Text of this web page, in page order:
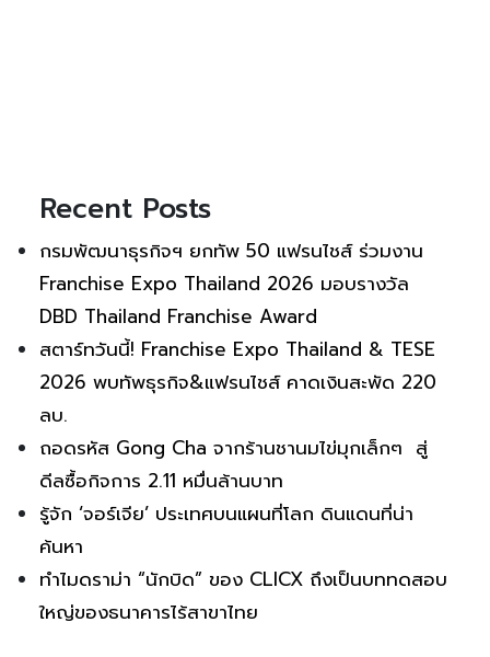
Recent Posts
กรมพัฒนาธุรกิจฯ ยกทัพ 50 แฟรนไชส์ ร่วมงาน
Franchise Expo Thailand 2026 มอบรางวัล
DBD Thailand Franchise Award
สตาร์ทวันนี้! Franchise Expo Thailand & TESE
2026 พบทัพธุรกิจ&แฟรนไชส์ คาดเงินสะพัด 220
ลบ.
ถอดรหัส Gong Cha จากร้านชานมไข่มุกเล็กๆ สู่
ดีลซื้อกิจการ 2.11 หมื่นล้านบาท
รู้จัก ‘จอร์เจีย’ ประเทศบนแผนที่โลก ดินแดนที่น่า
ค้นหา
ทำไมดราม่า “นักบิด” ของ CLICX ถึงเป็นบททดสอบ
ใหญ่ของธนาคารไร้สาขาไทย